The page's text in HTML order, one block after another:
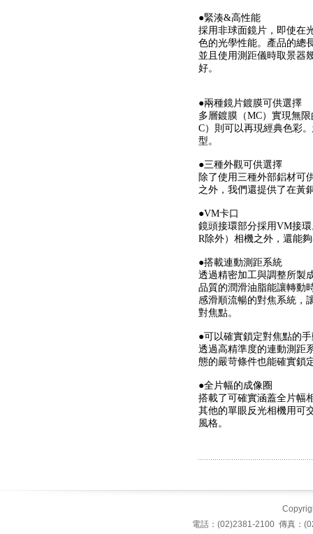
●緊湊&高性能
採用非球面鏡片，即使在
色的光學性能。產品的總
並且使用測距儀時取景器
好。
●兩種鏡片鍍膜可供選擇
多層鍍膜（MC）實現無
C）則可以再現經典色彩
型。
●三種外觀可供選擇
除了使用三種外部鋁材可
之外，我們還提供了在黃
●VM卡口
鏡頭接環部分採用VM接
R 除外）相機之外，還能
●搭載連動測距系統
透過精密加工與調整所製
品質的潤滑油脂能讓轉動
感滑順流暢的對焦系統，
對焦點。
●可以確實鎖定對焦點的
透過高精準度的連動測距
態的嚴苛條件也能確實鎖
●全片幅的成像圈
搭載了可確實涵蓋全片幅
其他的單眼反光相機用可
風格。
電話：(02)2381-2100 傳真：